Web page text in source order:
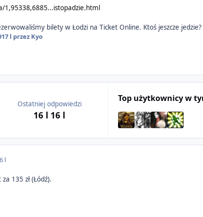
1,95338,6885...istopadzie.html
bilety w Łodzi na Ticket Online. Ktoś jeszcze
17 l przez Kyo
Ostatniej odpowiedzi
16 l 16 l
Top użytkownicy w
l
135 zł (Łódź).